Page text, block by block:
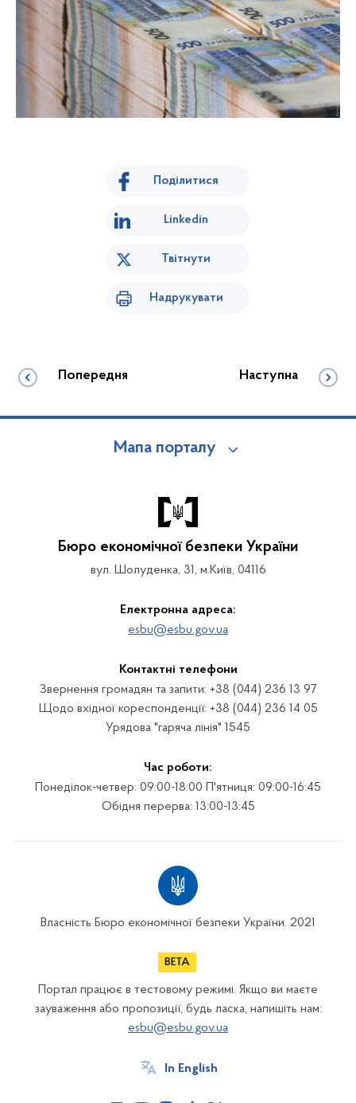
Поділитися
Linkedin
Твітнути
Надрукувати
Попередня Наступна
Мапа порталу
Бюро економічної безпеки України
вул. Шолуденка, 31, м.Київ, 04116
Електронна адреса:
esbu@esbu.gov.ua
Контактні телефони
Звернення громадян та запити: +38 (044) 236 13 97
Щодо вхідної кореспонденції: +38 (044) 236 14 05
Урядова "гаряча лінія" 1545
Час роботи:
Понеділок-четвер: 09:00-18:00 П'ятниця: 09:00-16:45
Обідня перерва: 13:00-13:45
Власність Бюро економічної безпеки України. 2021
Портал працює в тестовому режимі. Якщо ви маєте
зауваження або пропозиції, будь ласка, напишіть нам:
esbu@esbu.gov.ua
In English